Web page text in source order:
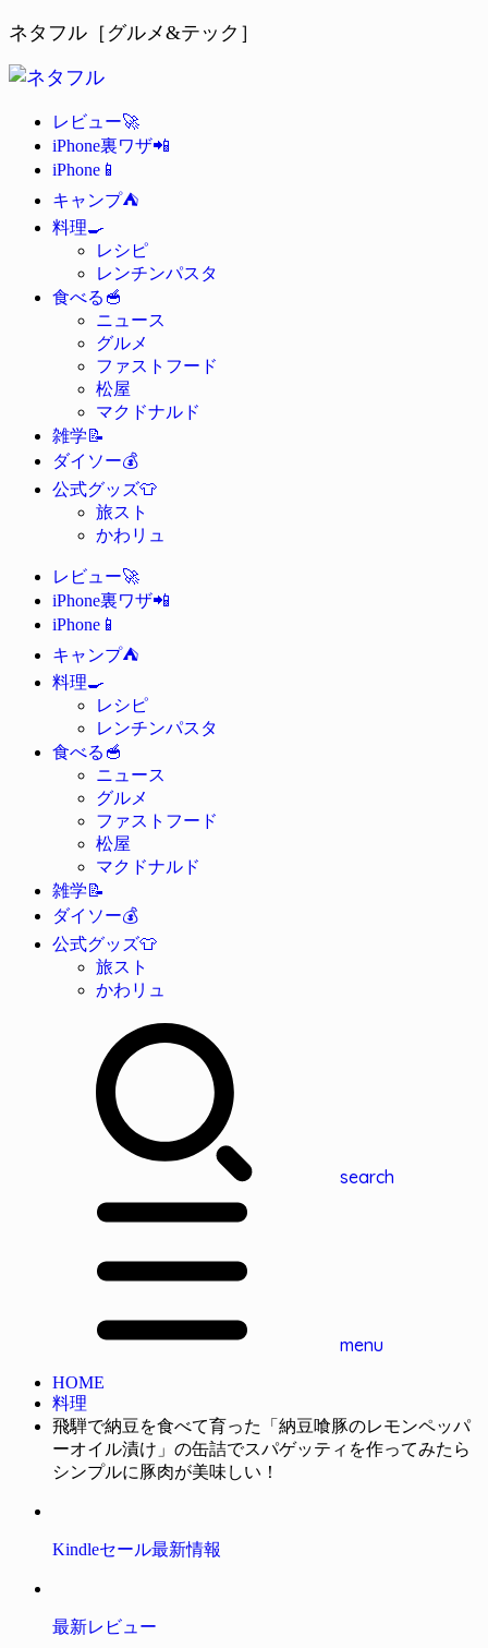
ネタフル［グルメ&テック］
レビュー🚀
iPhone裏ワザ📲
iPhone 📱
キャンプ⛺
料理🍳
レシピ
レンチンパスタ
食べる 🥣
ニュース
グルメ
ファストフード
松屋
マクドナルド
雑学📝
ダイソー💰
公式グッズ👕
旅スト
かわリュ
レビュー🚀
iPhone裏ワザ📲
iPhone 📱
キャンプ⛺
料理🍳
レシピ
レンチンパスタ
食べる 🥣
ニュース
グルメ
ファストフード
松屋
マクドナルド
雑学📝
ダイソー💰
公式グッズ👕
旅スト
かわリュ
search
menu
HOME
料理
飛騨で納豆を食べて育った「納豆喰豚のレモンペッパ
ーオイル漬け」の缶詰でスパゲッティを作ってみたら
シンプルに豚肉が美味しい！
Kindleセール最新情報
最新レビュー